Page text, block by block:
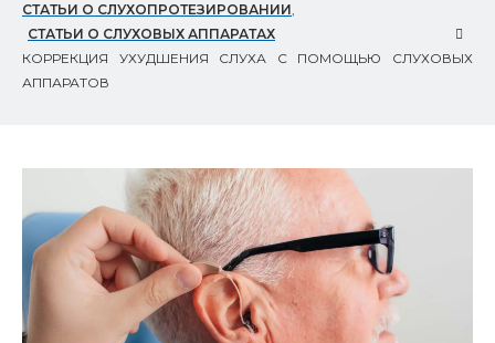
СТАТЬИ О СЛУХОПРОТЕЗИРОВАНИИ,
СТАТЬИ О СЛУХОВЫХ АППАРАТАХ
КОРРЕКЦИЯ УХУДШЕНИЯ СЛУХА С ПОМОЩЬЮ СЛУХОВЫХ
АППАРАТОВ